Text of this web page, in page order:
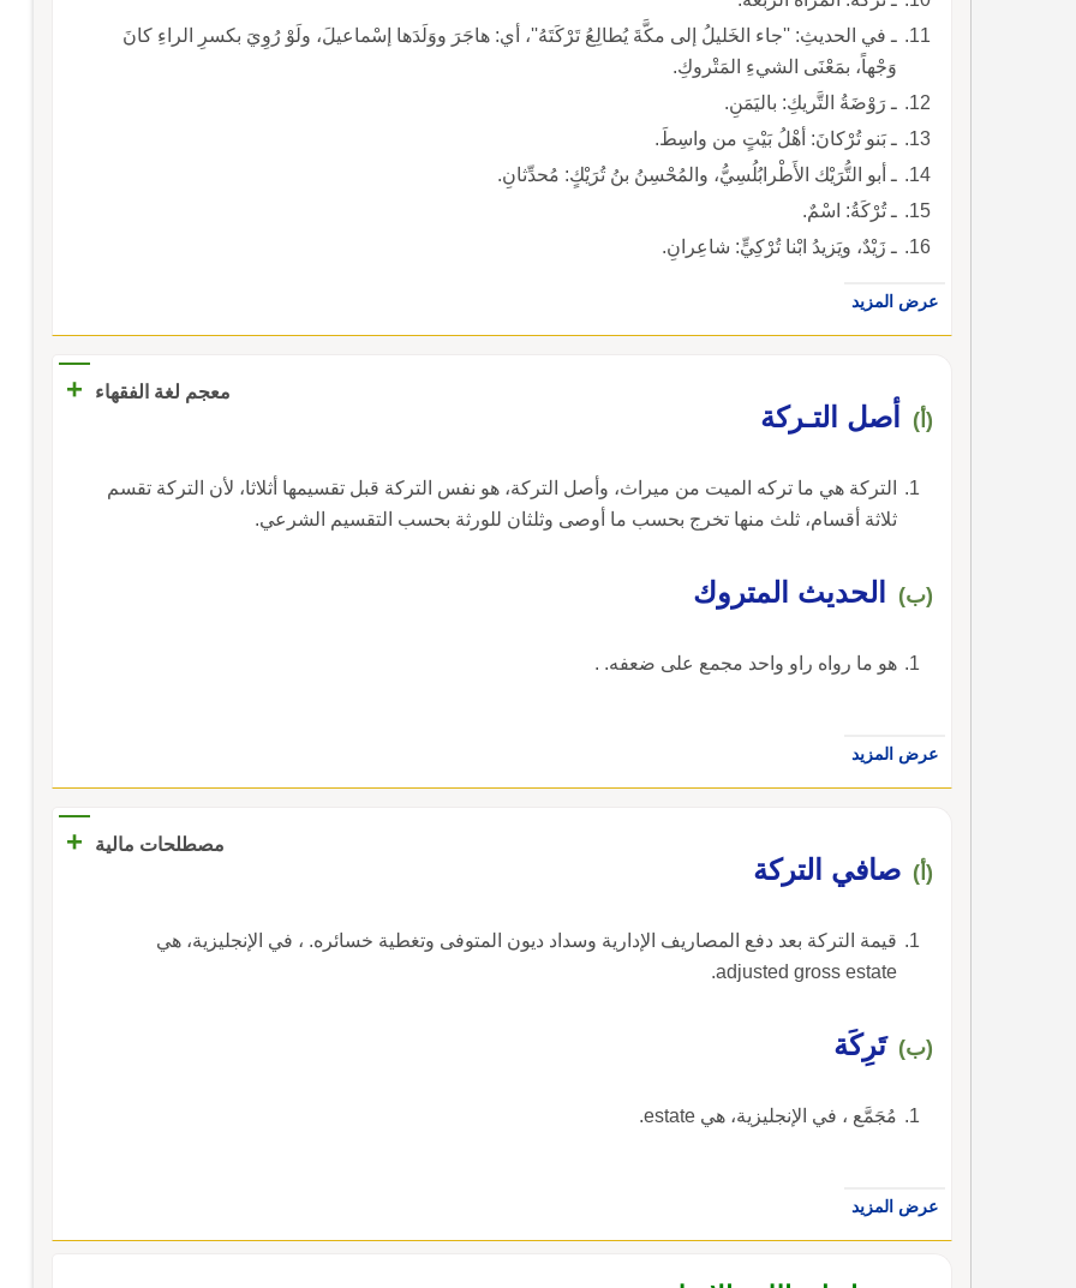
ـ في الحديثِ: ''جاء الخَليلُ إلى مكَّةَ يُطالِعُ تَرْكَتَهُ''، أي: هاجَرَ ووَلَدَها إسْماعيلَ، ولَوْ رُوِيَ بكسرِ الراءِ كانَ
وَجْهاً، بمَعْنَى الشيءِ المَتْروكِ.
ـ رَوْضَةُ التَّريكِ: باليَمَنِ.
ـ بَنو تُرْكانَ: أهْلُ بَيْتٍ من واسِطَ.
ـ أبو التُّرَيْك الأَطْرابُلُسِيُّ، والمُحْسِنُ بنُ تُرَيْكٍ: مُحدِّثانِ.
ـ تُرْكَةُ: اسْمٌ.
ـ زَيْدٌ، ويَزيدُ ابْنا تُرْكِيٍّ: شاعِرانِ.
عرض المزيد
معجم لغة الفقهاء +
(أ) أصل التـركة
التركة هي ما تركه الميت من ميراث، وأصل التركة، هو نفس التركة قبل تقسيمها أثلاثا، لأن التركة تقسم
ثلاثة أقسام، ثلث منها تخرج بحسب ما أوصى وثلثان للورثة بحسب التقسيم الشرعي.
(ب) ‏الحديث المتروك‏
‏هو ما رواه راو واحد مجمع على ضعفه. ‏.
عرض المزيد
مصطلحات مالية +
(أ) صافي التركة
قيمة التركة بعد دفع المصاريف الإدارية وسداد ديون المتوفى وتغطية خسائره. ، في الإنجليزية، هي
adjusted gross estate.
(ب) تَرِكَة
مُجَمَّع ، في الإنجليزية، هي estate.
عرض المزيد